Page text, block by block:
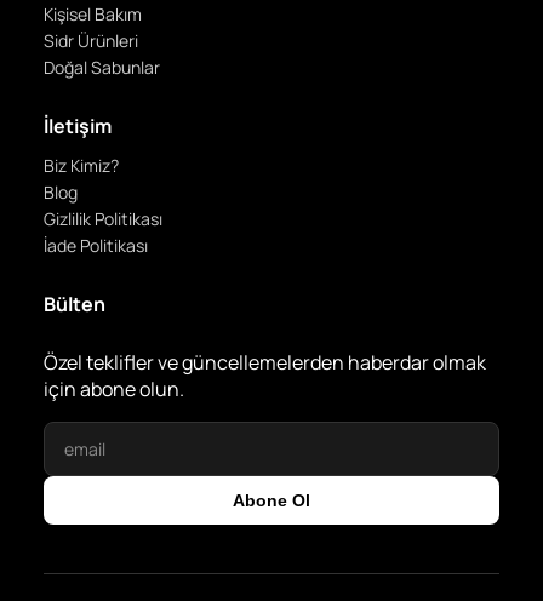
Kişisel Bakım
Sidr Ürünleri
Doğal Sabunlar
İletişim
Biz Kimiz?
Blog
Gizlilik Politikası
İade Politikası
Bülten
Özel teklifler ve güncellemelerden haberdar olmak
için abone olun.
Abone Ol